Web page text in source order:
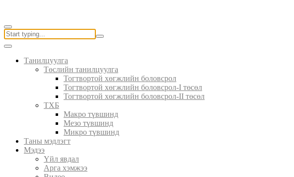
Танилцуулга
Төслийн танилцуулга
Тогтвортой хөгжлийн боловсрол
Тогтвортой хөгжлийн боловсрол-I төсөл
Тогтвортой хөгжлийн боловсрол-II төсөл
ТХБ
Макро түвшинд
Мезо түвшинд
Микро түвшинд
Таны мэдлэгт
Мэдээ
Үйл явдал
Арга хэмжээ